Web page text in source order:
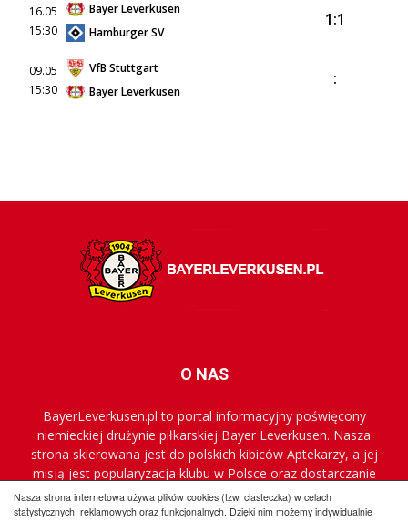
Nasza strona internetowa używa plików cookies (tzw. ciasteczka) w celach
statystycznych, reklamowych oraz funkcjonalnych. Dzięki nim możemy indywidualnie
16.05
15:30
Bayer Leverkusen
Hamburger SV
1:1
09.05
15:30
VfB Stuttgart
Bayer Leverkusen
:
O NAS
BayerLeverkusen.pl to portal informacyjny poświęcony
niemieckiej drużynie piłkarskiej Bayer Leverkusen. Nasza
strona skierowana jest do polskich kibiców Aptekarzy, a jej
misją jest popularyzacja klubu w Polsce oraz dostarczanie
najnowszych informacji.